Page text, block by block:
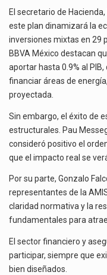
El secretario de
este plan dinamizará la
inversiones mixtas en 29
BBVA México destacan
aportar hasta 0.9% al
financiar áreas de
proyectada.
Sin embargo, el éxito de
estructurales. Pau
consideró positivo el
que el impacto real se
Por su parte, Gonzalo
representantes de la
claridad normativa y la
fundamentales para
El sector financiero y
participar, siempre que
bien diseñados.